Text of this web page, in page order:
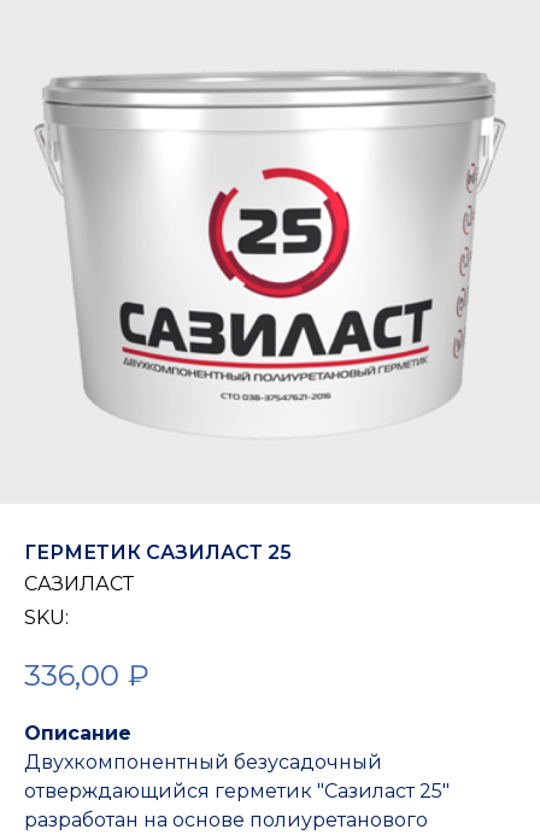
ГЕРМЕТИК САЗИЛАСТ 25
САЗИЛАСТ
SKU:
336,00 ₽
Описание
Двухкомпонентный безусадочный
отверждающийся герметик "Сазиласт 25"
разработан на основе полиуретанового